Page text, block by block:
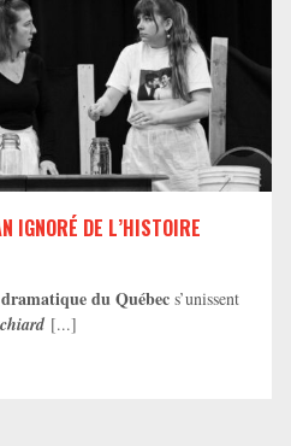
IGNORÉ DE L’HISTOIRE
du Québec s’unissent
[...]